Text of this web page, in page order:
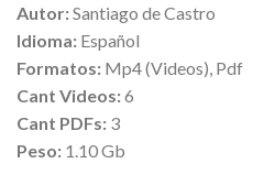
Autor:Santiago de Castro
Idioma: Español
Formatos: Mp4 (Videos), Pdf
Cant Videos:6
Cant PDFs: 3
Peso: 1.10 Gb